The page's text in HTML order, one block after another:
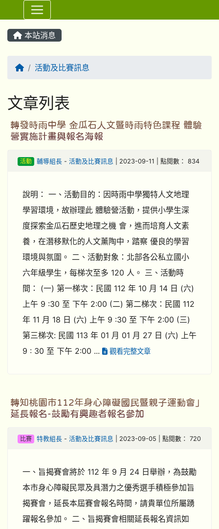
⏸
本站消息
回首頁活動及比賽訊息
文章列表
轉發時雨中學 金瓜石人文暨時雨特色課程 體驗
營實施計畫與報名海報
活動 輔導組長- 活動及比賽訊息 | 2023-09-11 | 點閱數： 834
說明： 一、活動目的：因時雨中學獨特人文地理
學習環境，故辦理此 體驗營活動，提供小學生深
度探索金瓜石歷史地理之機 會，進而培育人文素
養，在潛移默化的人文薰陶中，踏察 優良的學習
環境與氛圍。 二、活動對象：北部各公私立國小
六年級學生，每梯次至多 120 人。 三、活動時
間： (一) 第一梯次：民國 112 年 10 月 14 日 (六)
上午 9 :30 至 下午 2:00 (二) 第二梯次：民國 112
年 11 月 18 日 (六) 上午 9 :30 至 下午 2:00 (三)
第三梯次: 民國 113 年 01 月 01 月 27 日 (六) 上午
9 : 30 至 下午 2:00 ...
觀看完整文章
轉知桃園市112年身心障礙國民暨親子運動會」
延長報名-鼓勵有興趣者報名參加
比賽 特教組長- 活動及比賽訊息 | 2023-09-05 | 點閱數： 720
一、旨揭賽會將於 112 年 9 月 24 日舉辦，為鼓勵
本市身心障礙民眾及具潛力之優秀選手積極參加旨
揭賽會，延長本屆賽會報名時間，請貴單位所屬踴
躍報名參加。 二、旨揭賽會相關延長報名資訊如